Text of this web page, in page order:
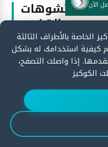
لعلاج تشوهات
القضيب
القضيب، فيما يلي
يصفها الطبيب لعلاج
أو أجهزة داخل
البول أو تفتيت
الآن
الخاصة بالأطراف الثالثة
استخدامك له بشكل
إذا واصلت التصفح،